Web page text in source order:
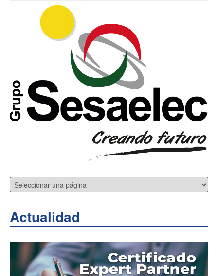
Actualidad